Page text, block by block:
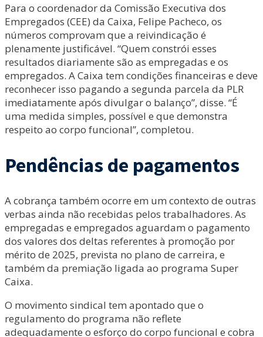
Para o coordenador da Comissão Executiva dos
Empregados (CEE) da Caixa, Felipe Pacheco, os
números comprovam que a reivindicação é
plenamente justificável. “Quem constrói esses
resultados diariamente são as empregadas e os
empregados. A Caixa tem condições financeiras e deve
reconhecer isso pagando a segunda parcela da PLR
imediatamente após divulgar o balanço”, disse. “É
uma medida simples, possível e que demonstra
respeito ao corpo funcional”, completou.
Pendências de pagamentos
A cobrança também ocorre em um contexto de outras
verbas ainda não recebidas pelos trabalhadores. As
empregadas e empregados aguardam o pagamento
dos valores dos deltas referentes à promoção por
mérito de 2025, prevista no plano de carreira, e
também da premiação ligada ao programa Super
Caixa.
O movimento sindical tem apontado que o
regulamento do programa não reflete
adequadamente o esforço do corpo funcional e cobra